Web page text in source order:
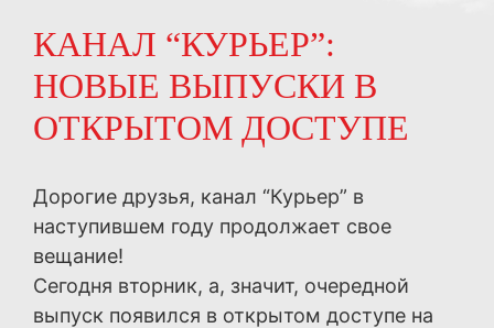
КАНАЛ “КУРЬЕР”:
НОВЫЕ ВЫПУСКИ В
ОТКРЫТОМ ДОСТУПЕ
Дорогие друзья, канал “Курьер” в
наступившем году продолжает свое
вещание!
Сегодня вторник, а, значит, очередной
выпуск появился в открытом доступе на